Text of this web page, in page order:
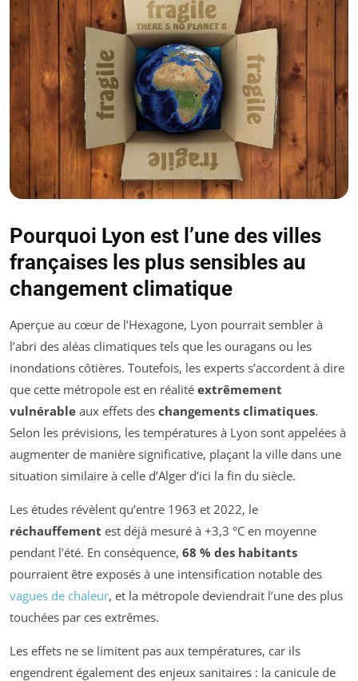
Pourquoi Lyon est l’une des villes
françaises les plus sensibles au
changement climatique
Aperçue au cœur de l’Hexagone, Lyon pourrait sembler à
l’abri des aléas climatiques tels que les ouragans ou les
inondations côtières. Toutefois, les experts s’accordent à dire
que cette métropole est en réalité extrêmement
vulnérable aux effets des changements climatiques.
Selon les prévisions, les températures à Lyon sont appelées à
augmenter de manière significative, plaçant la ville dans une
situation similaire à celle d’Alger d’ici la fin du siècle.
Les études révèlent qu’entre 1963 et 2022, le
réchauffement est déjà mesuré à +3,3 °C en moyenne
pendant l’été. En conséquence, 68 % des habitants
pourraient être exposés à une intensification notable des
vagues de chaleur, et la métropole deviendrait l’une des plus
touchées par ces extrêmes.
Les effets ne se limitent pas aux températures, car ils
engendrent également des enjeux sanitaires : la canicule de